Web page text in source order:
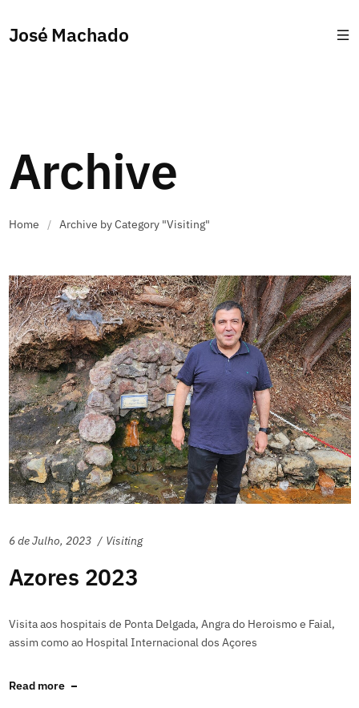
José Machado
Archive
Home / Archive by Category "Visiting"
6 de Julho, 2023 Visiting
Azores 2023
Visita aos hospitais de Ponta Delgada, Angra do Heroismo e Faial,
assim como ao Hospital Internacional dos Açores
Read more